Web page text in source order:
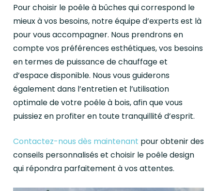
Pour choisir le poêle à bûches qui correspond le
mieux à vos besoins, notre équipe d’experts est là
pour vous accompagner. Nous prendrons en
compte vos préférences esthétiques, vos besoins
en termes de puissance de chauffage et
d’espace disponible. Nous vous guiderons
également dans l’entretien et l’utilisation
optimale de votre poêle à bois, afin que vous
puissiez en profiter en toute tranquillité d’esprit.
Contactez-nous dès maintenant pour obtenir des
conseils personnalisés et choisir le poêle design
qui répondra parfaitement à vos attentes.